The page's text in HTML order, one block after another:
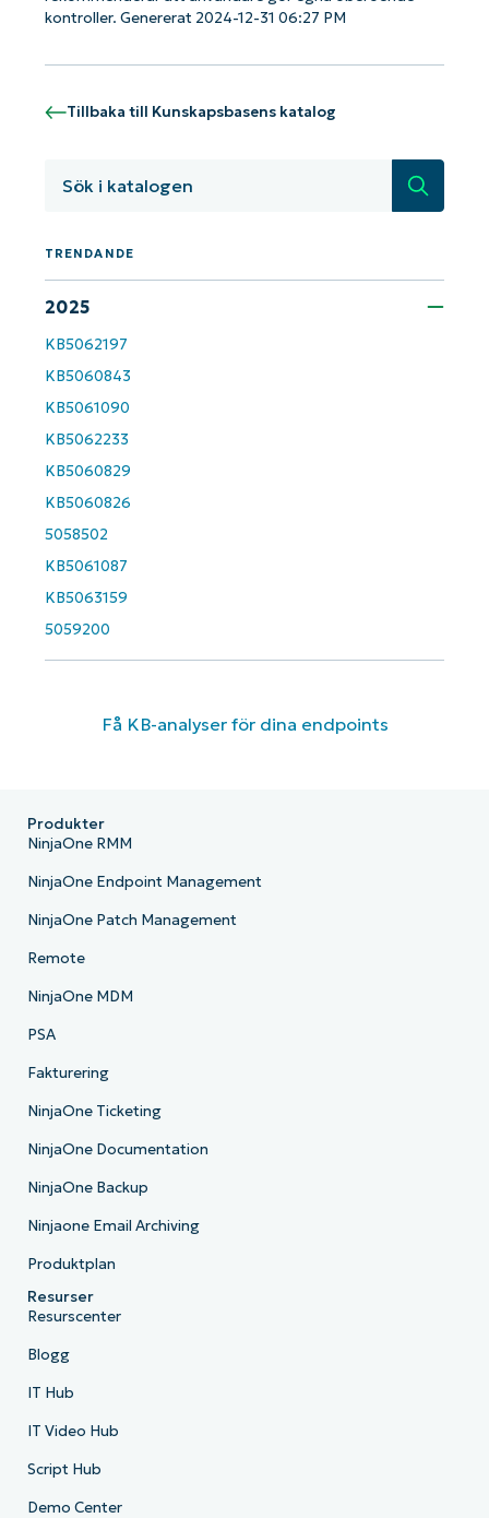
kontroller. Genererat 2024-12-31 06:27 PM
Tillbaka till Kunskapsbasens katalog
Sök
TRENDANDE
2025
KB5062197
KB5060843
KB5061090
KB5062233
KB5060829
KB5060826
5058502
KB5061087
KB5063159
5059200
Få KB-analyser för dina endpoints
KB-analyser!
and
Company
Produkter
NinjaOne RMM
NinjaOne Endpoint Management
NinjaOne Patch Management
Remote
NinjaOne MDM
PSA
Fakturering
NinjaOne Ticketing
NinjaOne Documentation
NinjaOne Backup
Ninjaone Email Archiving
Produktplan
Resurser
Resurscenter
Blogg
IT Hub
IT Video Hub
Script Hub
Demo Center